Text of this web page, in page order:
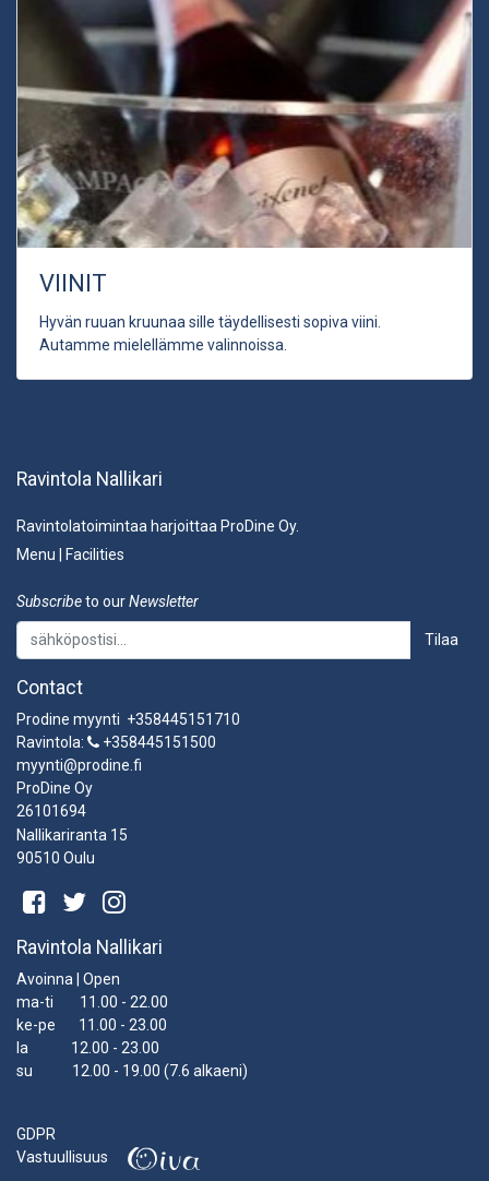
VIINIT
Hyvän ruuan kruunaa sille täydellisesti sopiva viini.
Autamme mielellämme valinnoissa.
Ravintola Nallikari
Ravintolatoimintaa harjoittaa ProDine Oy.
Menu
Facilities
Subscribeto ourNewsletter
Tilaa
Contact
Prodine myynti +358445151710
Ravintola:
+358445151500
myynti@prodine.fi
ProDine Oy
26101694
Nallikariranta 15
90510 Oulu
Ravintola Nallikari
Avoinna | Open
ma-ti 11.00 - 22.00
ke-pe 11.00 - 23.00
la 12.00 - 23.00
su 12.00 - 19.00 (7.6 alkaeni)
GDPR
Vastuullisuus